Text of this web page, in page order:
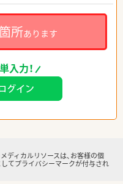
所あります
入力！
ディカルリソースは、お客様の個
てプライバシーマークが付与され